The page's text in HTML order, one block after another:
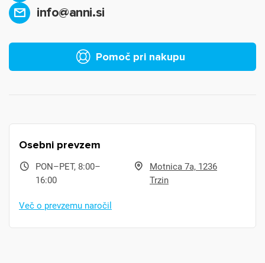
info@anni.si
Pomoč pri nakupu
Osebni prevzem
PON–PET, 8:00–
16:00
Motnica 7a, 1236
Trzin
Več o prevzemu naročil